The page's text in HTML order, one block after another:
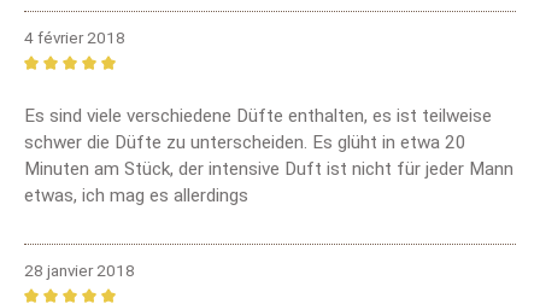
4 février 2018
Es sind viele verschiedene Düfte enthalten, es ist teilweise
schwer die Düfte zu unterscheiden. Es glüht in etwa 20
Minuten am Stück, der intensive Duft ist nicht für jeder Mann
etwas, ich mag es allerdings
28 janvier 2018